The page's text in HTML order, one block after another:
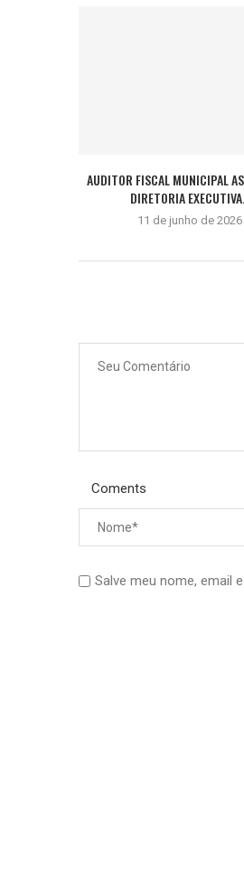
AUDITOR FISCAL MUNICIPAL
DIRETORIA
11 de junho de 2026
Coments
Salve meu nome, email